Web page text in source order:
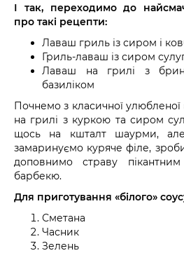
І так, переходимо до
про такі рецепти:
Лаваш гриль із сиром і
Гриль-лаваш із сиром
Лаваш на грилі з
базиліком
Почнемо з класичної
на грилі з куркою та сиром
щось на кшталт шаурми, але
замаринуємо куряче філе,
доповнимо страву
барбекю.
Для приготування «білого»
Сметана
Часник
Зелень